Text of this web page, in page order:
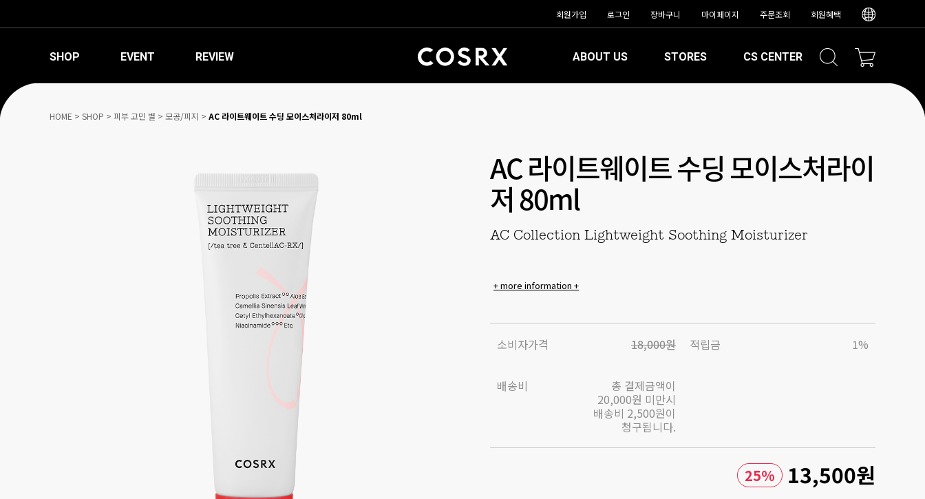
회원가입 로그인 장바구니 마이페이지 주문조회 회원혜택
SHOP EVENT REVIEW ABOUT US STORES CS CENTER
HOME > SHOP > 피부 고민 별 > 모공/피지 > AC 라이트웨이트 수딩 모이스처라이저 80ml
AC 라이트웨이트 수딩 모이스처라이
저 80ml
AC Collection Lightweight Soothing Moisturizer
+ more information +
소비자가격 18,000원 적립금 1%
배송비
총 결제금액이
20,000원 미만시
배송비 2,500원이
청구됩니다.
25% 13,500원